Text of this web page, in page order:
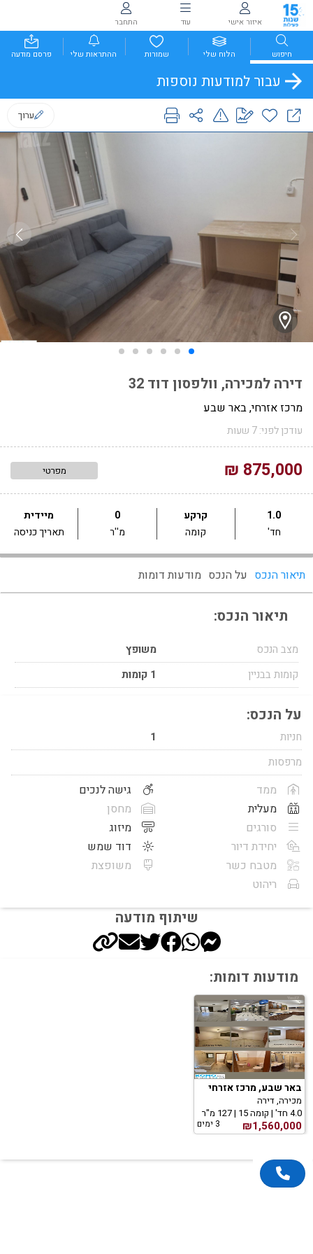
איזור אישי עוד התחבר
חיפוש הלוח שלי שמורות ההתראות שלי פרסם מודעה
עבור למודעות נוספות
ערוך
דירה למכירה, וולפסון דוד 32
מרכז אזרחי, באר שבע
עודכן לפני: 7 שעות
875,000 ₪ מפרטי
1.0
חד'
קרקע
קומה
0
מ''ר
מיידית
תאריך כניסה
תיאור הנכס על הנכס מודעות דומות
תיאור הנכס:
מצב הנכס
משופץ
קומות בבניין
1 קומות
על הנכס:
חניות
1
מרפסות
ממד
מעלית
סורגים
יחידת דיור
מטבח כשר
ריהוט
גישה לנכים
מחסן
מיזוג
דוד שמש
משופצת
שיתוף מודעה
מודעות דומות:
באר שבע, מרכז אזרחי
מכירה, דירה
4.0 חד' | קומה 15 | 127 מ"ר
₪1,560,000 3 ימים